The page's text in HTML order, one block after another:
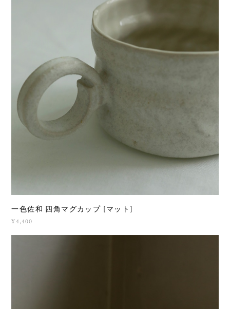
一色佐和 四角マグカップ [マット]
¥4,400